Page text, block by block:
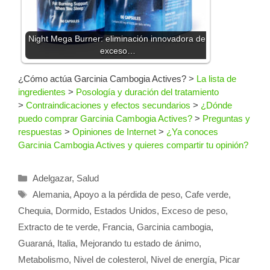
Night Mega Burner: eliminación innovadora del
exceso…
¿Cómo actúa Garcinia Cambogia Actives? > La lista de
ingredientes > Posología y duración del tratamiento
> Contraindicaciones y efectos secundarios > ¿Dónde
puedo comprar Garcinia Cambogia Actives? > Preguntas y
respuestas > Opiniones de Internet > ¿Ya conoces
Garcinia Cambogia Actives y quieres compartir tu opinión?
Categorías
Adelgazar, Salud
Etiquetas
Alemania, Apoyo a la pérdida de peso, Cafe verde,
Chequia, Dormido, Estados Unidos, Exceso de peso,
Extracto de te verde, Francia, Garcinia cambogia,
Guaraná, Italia, Mejorando tu estado de ánimo,
Metabolismo, Nivel de colesterol, Nivel de energía, Picar